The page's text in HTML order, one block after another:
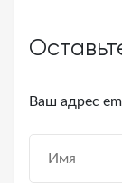
Ваш адрес